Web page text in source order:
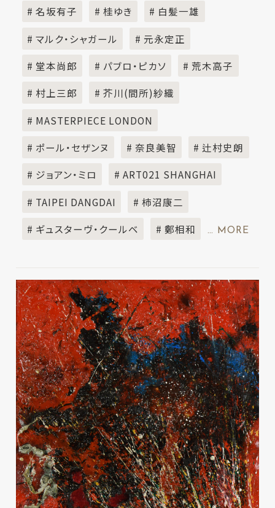
# 名坂有子 # 桂ゆき # 白髪一雄
# マルク・シャガール # 元永定正
# 堂本尚郎 # パブロ・ピカソ # 荒木高子
# 村上三郎 # 芥川(間所)紗織
# MASTERPIECE LONDON
# ポール・セザンヌ # 奈良美智 # 辻村史朗
# ジョアン・ミロ # ART021 SHANGHAI
# TAIPEI DANGDAI # 柿沼康二
# ギュスターヴ・クールベ # 鄭相和 … MORE